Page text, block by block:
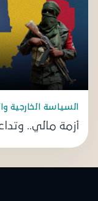
السياسة الخارجية
أزمة مالي..